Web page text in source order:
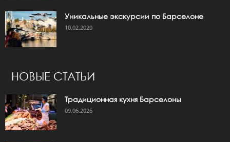
Уникальные экскурсии по Барселоне
10.02.2020
НОВЫЕ СТАТЬИ
Традиционная кухня Барселоны
09.06.2026